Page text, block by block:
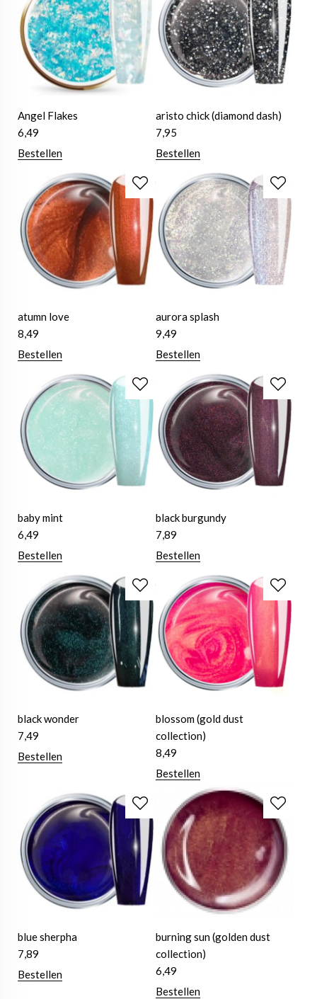
Angel Flakes
6,49
Bestellen
aristo chick (diamond dash)
7,95
Bestellen
atumn love
8,49
Bestellen
aurora splash
9,49
Bestellen
baby mint
6,49
Bestellen
black burgundy
7,89
Bestellen
black wonder
7,49
Bestellen
blossom (gold dust
collection)
8,49
Bestellen
blue sherpha
7,89
Bestellen
burning sun (golden dust
collection)
6,49
Bestellen